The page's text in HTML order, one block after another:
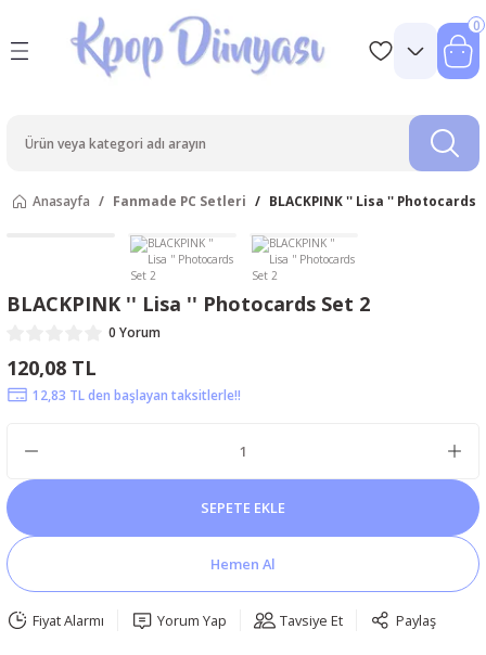
0
Anasayfa Fanmade PC Setleri BLACKPINK '' Lisa '' Photocards
BLACKPINK '' Lisa '' Photocards Set 2
0 Yorum
120,08 TL
12,83 TL den başlayan taksitlerle!!
SEPETE EKLE
Hemen Al
Fiyat Alarmı Yorum Yap Tavsiye Et Paylaş